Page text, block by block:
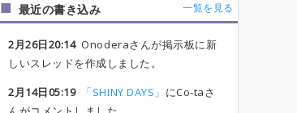
ストン くろすりぃ
知世
ストン くろすりぃ
てぃんみん くろすりぃ
てぃんみん Co-ta えるてぃ
ストン くろすりぃ
知世
ストン くろすりぃ
てぃんみん くろすりぃ
てぃんみん Co-ta えるてぃ
ストン くろすりぃ
知世
ストン くろすりぃ
てぃんみん くろすりぃ
てぃんみん Co-ta えるてぃ
ストン くろすりぃ
知世
ストン くろすりぃ
てぃんみん くろすりぃ
てぃんみん Co-ta えるてぃ
最近の書き込み 一覧を見る
2月26日20:14Onoderaさんが掲示板に新
しいスレッドを作成しました。
2月14日05:19
「SHINY DAYS」 にCo-taさ